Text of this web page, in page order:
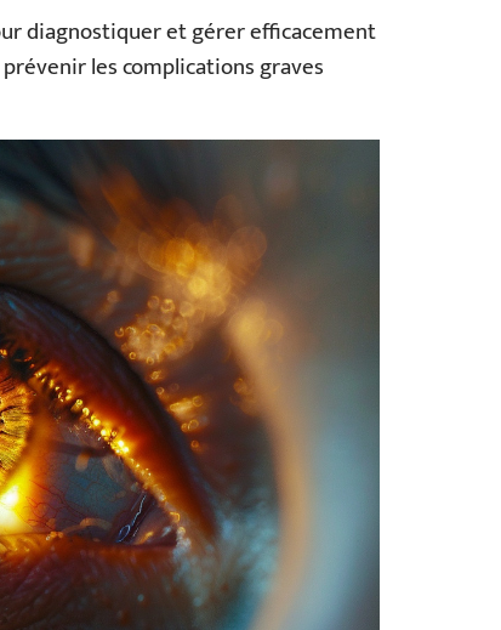
diagnostiquer et gérer efficacement
les complications graves